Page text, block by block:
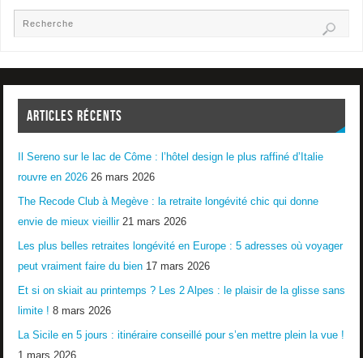
ARTICLES RÉCENTS
Il Sereno sur le lac de Côme : l’hôtel design le plus raffiné d’Italie
rouvre en 2026 26 mars 2026
The Recode Club à Megève : la retraite longévité chic qui donne
envie de mieux vieillir 21 mars 2026
Les plus belles retraites longévité en Europe : 5 adresses où voyager
peut vraiment faire du bien 17 mars 2026
Et si on skiait au printemps ? Les 2 Alpes : le plaisir de la glisse sans
limite ! 8 mars 2026
La Sicile en 5 jours : itinéraire conseillé pour s’en mettre plein la vue !
1 mars 2026